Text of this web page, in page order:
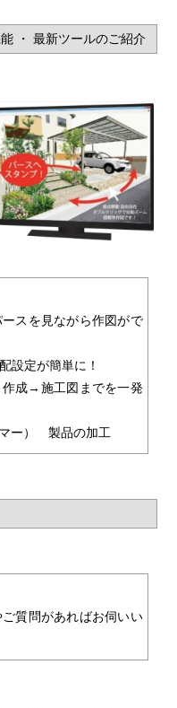
・ 最新ツールのご紹介
スを見ながら作図がで
設定が簡単に！
成→施工図までを一発
マー） 製品の加工
質問があればお伺いい